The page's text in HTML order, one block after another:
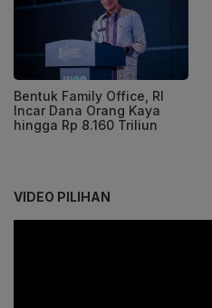
Bentuk Family Office, RI
Incar Dana Orang Kaya
hingga Rp 8.160 Triliun
VIDEO PILIHAN